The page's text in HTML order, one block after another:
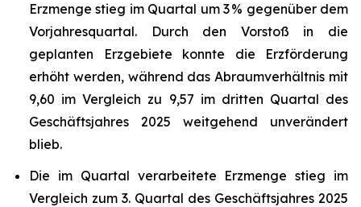
Erzmenge stieg im Quartal um 3 % gegenüber dem
Vorjahresquartal. Durch den Vorstoß in die
geplanten Erzgebiete konnte die Erzförderung
erhöht werden, während das Abraumverhältnis mit
9,60 im Vergleich zu 9,57 im dritten Quartal des
Geschäftsjahres 2025 weitgehend unverändert
blieb.
Die im Quartal verarbeitete Erzmenge stieg im
Vergleich zum 3. Quartal des Geschäftsjahres 2025